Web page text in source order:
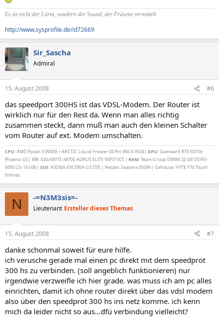
Es ist nicht der Lärm, sondern der Sound, der Präsenz vermittelt
http://www.sysprofile.de/id72669
Sir_Sascha
Admiral
15. August 2008 #6
das speedport 300HS ist das VDSL-Modem. Der Router ist
wirklich nur für den Rest da. Wenn man alles richtig
zusammen steckt, dann muß man auch den kleinen Schalter
vom Router auf ext. Modem umschalten.
CPU: AMD Ryzan 9 9900X + ARCTIC Liquid Freezer III Pro 360 A-RGB| GPU: Gainward RTX 5070ti
Phoenix GS| MB: GIGABYTE X870E AORUS ELITE WIFI7 ICE | RAM: Team Group DIMM 32 GB DDR5-
6000 (2x 16 GB)| SSD: KIOXIA-EXCERIA G3 2TB | Netztei: Seasonic 850W | Gehäuse: HYTE Y70 Touch
Infinite
N -=N3M3sis=-
Lieutenant Ersteller dieses Themas
15. August 2008 #7
danke schonmal soweit für eure hilfe.
ich verusche gerade mal einen pc direkt mit dem speedprot
300 hs zu verbinden. (soll angeblich funktionieren) nur
irgendwie verzweifle ich hier grade. was muss ich am pc alles
einrichten, damit ich ohne router direkt über das vdsl modem
also über den speedprot 300 hs ins netz komme. ich kenn
mich da leider nicht so aus...dfü verbindung vielleicht?